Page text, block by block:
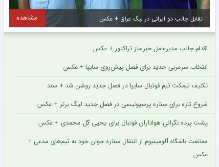
مشاهده
اقدام جالب مدیرعامل خبرساز تراکتور + عکس
انتخاب سرمربی جدید برای فصل پیش‌روی سایپا + عکس
تکلیف نیمکت تیم فوتبال سایپا در فصل جدید روشن شد + سند
شروع تازه برای ستاره پرسپولیسی در فصل جدید لیگ برتر + عکس
پشت پرده نگرانی هواداران فوتبال برای یحیی گل محمدی + عکس
ممانعت باشگاه آلومینیوم از انتقال ستاره جوان خود به تیم‌های مدعی +
عکس